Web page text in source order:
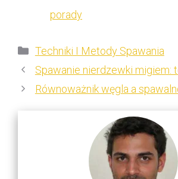
porady
Kategorie
Techniki I Metody Spawania
Spawanie nierdzewki migiem:
Równoważnik węgla a